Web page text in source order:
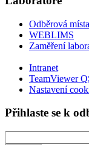
Odběrová místa
WEBLIMS
Zaměření
Intranet
TeamViewer
Nastavení
Přihlaste se k